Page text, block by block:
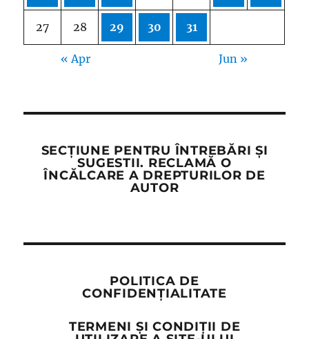
27 28 29 30 31
« Apr Jun »
SECȚIUNE PENTRU ÎNTREBĂRI ȘI
SUGESTII. RECLAMĂ O
ÎNCĂLCARE A DREPTURILOR DE
AUTOR
POLITICA DE
CONFIDENȚIALITATE
TERMENI ȘI CONDIȚII DE